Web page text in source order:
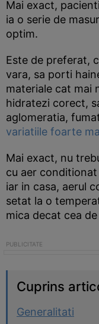
Mai exact,
ia o serie de
optim.
Este de preferat,
vara, sa porti
materiale cat mai
hidratezi corect,
aglomeratia,
variatiile foarte
Mai exact, nu
cu aer
iar in casa, aerul
setat la o
mica decat cea
Cuprins
Generalitati